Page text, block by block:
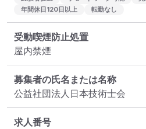
年間休日120日以上
転勤なし
受動喫煙防止処置
屋内禁煙
募集者の氏名または名称
公益社団法人日本技術士会
求人番号